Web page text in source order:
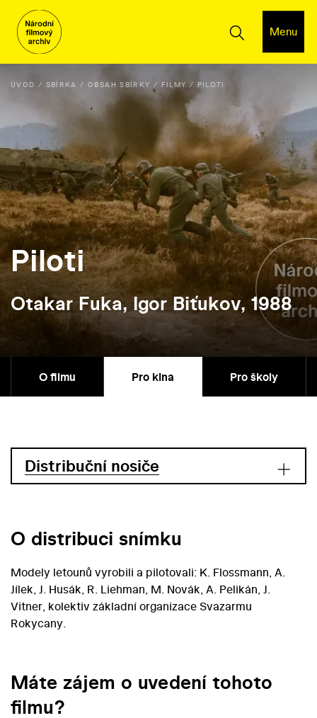
Menu
ÚVOD SBÍRKA OBSAH SBÍRKY FILMY PILOTI
Piloti
Otakar Fuka, Igor Biťukov, 1988
O filmu Pro kina Pro školy
Distribuční nosiče
O distribuci snímku
Modely letounů vyrobili a pilotovali: K. Flossmann, A.
Jílek, J. Husák, R. Liehman, M. Novák, A. Pelikán, J.
Vitner, kolektiv základní organizace Svazarmu
Rokycany.
Máte zájem o uvedení tohoto
filmu?